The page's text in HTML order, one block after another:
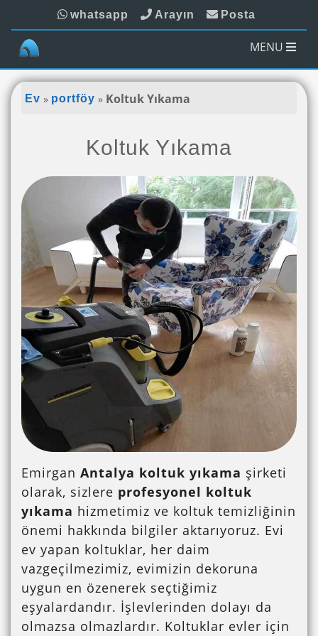
whatsapp Arayın Posta
MENU
Ev » portföy » Koltuk Yıkama
Koltuk Yıkama
Emirgan Antalya koltuk yıkama şirketi
olarak, sizlere profesyonel koltuk
yıkama hizmetimiz ve koltuk temizliğinin
önemi hakkında bilgiler aktarıyoruz. Evi
ev yapan koltuklar, her daim
vazgeçilmezimiz, evimizin dekoruna
uygun en özenerek seçtiğimiz
eşyalardandır. İşlevlerinden dolayı da
olmazsa olmazlardır. Koltuklar evler için